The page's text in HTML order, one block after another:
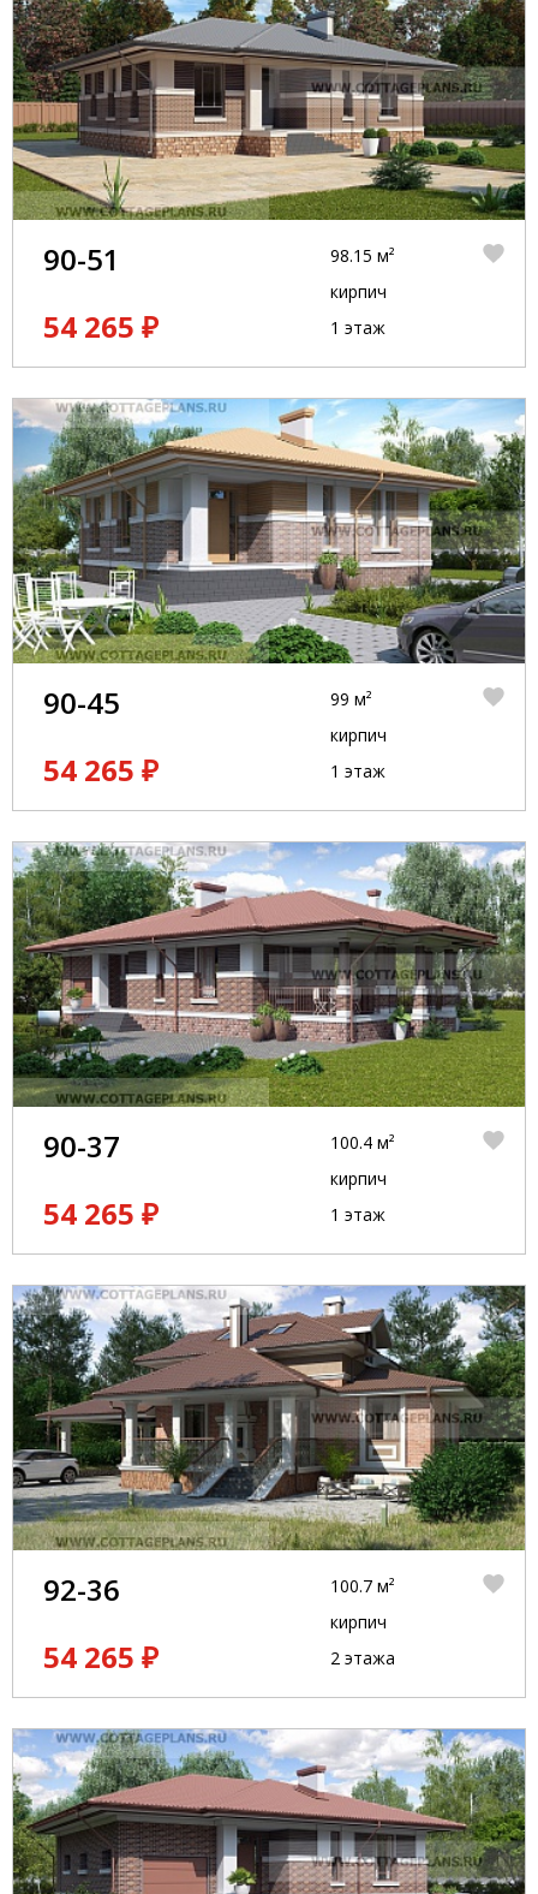
90-51
54 265 ₽
98.15 м²
кирпич
1 этаж
90-45
54 265 ₽
99 м²
кирпич
1 этаж
90-37
54 265 ₽
100.4 м²
кирпич
1 этаж
92-36
54 265 ₽
100.7 м²
кирпич
2 этажа